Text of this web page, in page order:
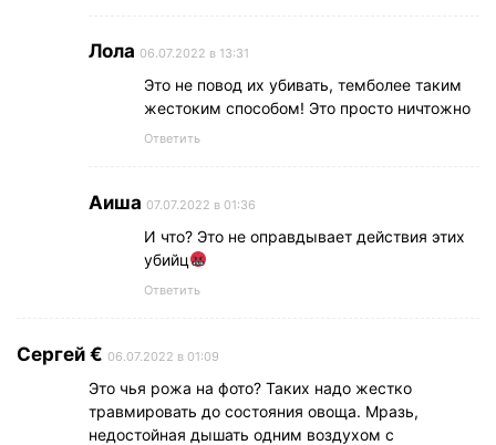
Лола 06.07.2022 в 13:31
Это не повод их убивать, темболее таким
жестоким способом! Это просто ничтожно
Ответить
Аиша 07.07.2022 в 01:36
И что? Это не оправдывает действия этих
убийц
Ответить
Сергей € 06.07.2022 в 01:09
Это чья рожа на фото? Таких надо жестко
травмировать до состояния овоща. Мразь,
недостойная дышать одним воздухом с